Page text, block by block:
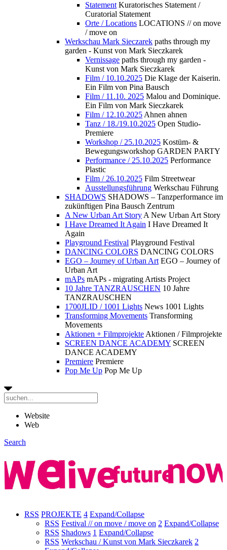
Statement Kuratorisches Statement /
Curatorial Statement
Orte / Locations LOCATIONS // on move
/ move on
Werkschau Mark Sieczarek paths through my
garden - Kunst von Mark Sieczkarek
Vernissage paths through my garden -
Kunst von Mark Sieczkarek
Film / 10.10.2025 Die Klage der Kaiserin.
Ein Film von Pina Bausch
Film / 11.10. 2025 Malou and Dominique.
Ein Film von Mark Sieczkarek
Film / 12.10.2025 Ahnen ahnen
Tanz / 18./19.10.2025 Open Studio-
Premiere
Workshop / 25.10.2025 Kostüm- &
Bewegungsworkshop GARDEN PARTY
Performance / 25.10.2025 Performance
Plastic
Film / 26.10.2025 Film Streetwear
Ausstellungsführung Werkschau Führung
SHADOWS SHADOWS – Tanzperformance im
zukünftigen Pina Bausch Zentrum
A New Urban Art Story A New Urban Art Story
I Have Dreamed It Again I Have Dreamed It
Again
Playground Festival Playground Festival
DANCING COLORS DANCING COLORS
EGO – Journey of Urban Art EGO – Journey of
Urban Art
mAPs mAPs - migrating Artists Project
10 Jahre TANZRAUSCHEN 10 Jahre
TANZRAUSCHEN
1700JLID / 1001 Lights News 1001 Lights
Transforming Movements Transforming
Movements
Aktionen + Filmprojekte Aktionen / Filmprojekte
SCREEN DANCE ACADEMY SCREEN
DANCE ACADEMY
Premiere Premiere
Pop Me Up Pop Me Up
Website
Web
Search
RSS PROJEKTE 4 Expand/Collapse
RSS Festival // on move / move on 2 Expand/Collapse
RSS Shadows 1 Expand/Collapse
RSS Werkschau / Kunst von Mark Sieczkarek 2